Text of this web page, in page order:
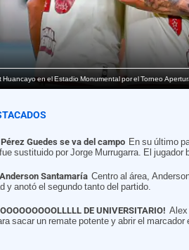
Huancayo en el Estadio Monumental por el Torneo
Guedes se va del campo En su último
sustituido por Jorge Murrugarra. El jugador
Santamaría Centro al área,
y anotó el segundo tanto del partido.
DE UNIVERSITARIO! Alex
sacar un remate potente y abrir el marcador